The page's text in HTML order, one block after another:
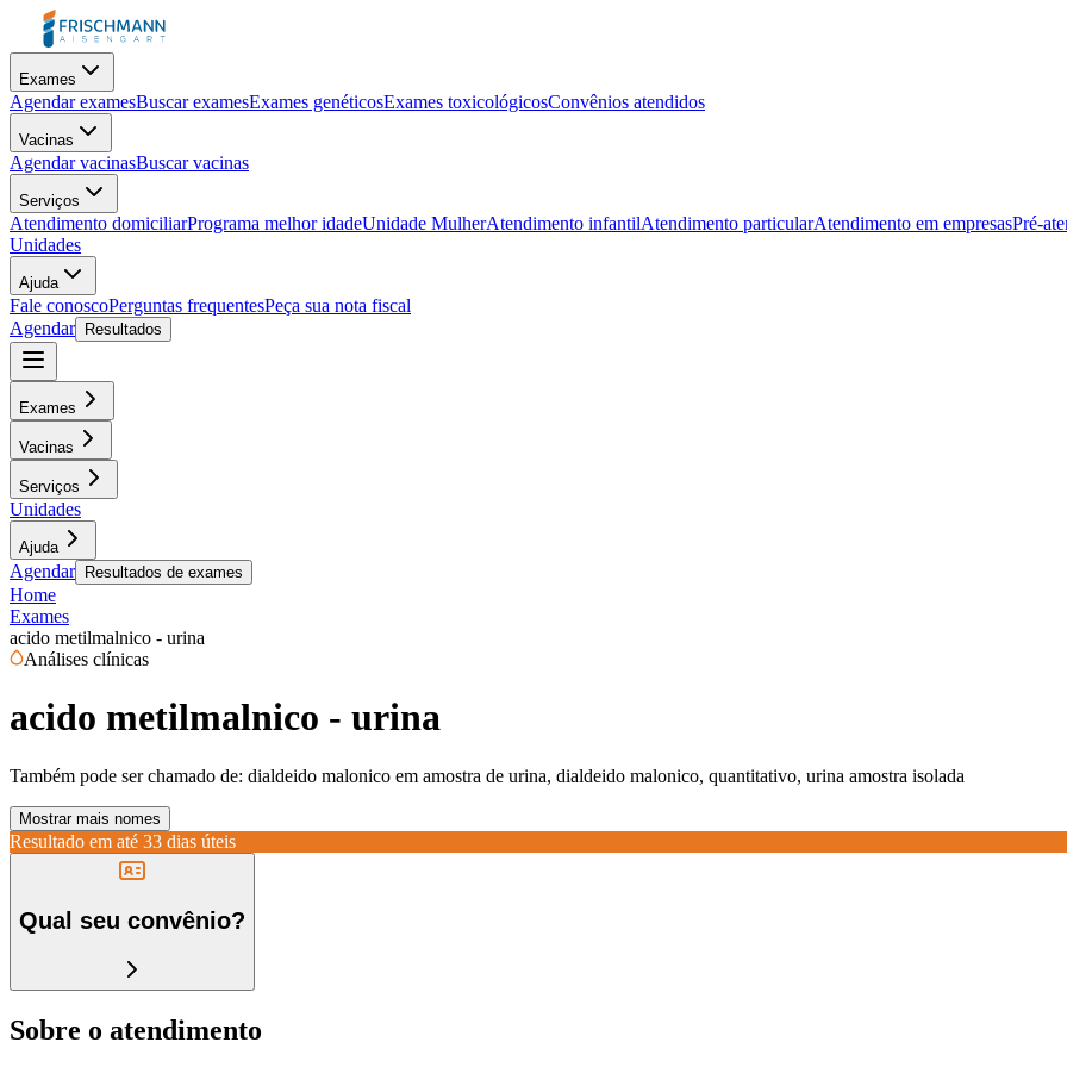
Exames
Agendar examesBuscar examesExames genéticosExames toxicológicosConvênios atendidos
Vacinas
Agendar vacinasBuscar vacinas
Serviços
Atendimento domiciliarPrograma melhor idadeUnidade MulherAtendimento infantilAtendimento particularAtendimento em empresasPré-
Unidades
Ajuda
Fale conoscoPerguntas frequentesPeça sua nota fiscal
Agendar
Resultados
Exames
Vacinas
Serviços
Unidades
Ajuda
Agendar Resultados de exames
Home
Exames
acido metilmalnico - urina
Análises clínicas
acido metilmalnico - urina
Também pode ser chamado de: dialdeido malonico em amostra de urina, dialdeido malonico, quantitativo, urina amostra isolada
Mostrar mais nomes
Resultado em até 33 dias úteis
Qual seu convênio?
Sobre o atendimento